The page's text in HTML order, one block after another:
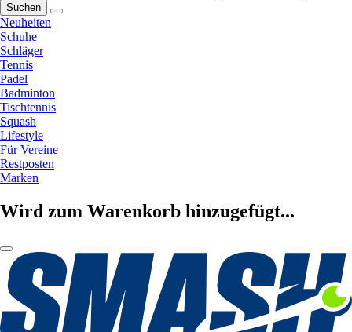
Suchen
Neuheiten
Schuhe
Schläger
Tennis
Padel
Badminton
Tischtennis
Squash
Lifestyle
Für Vereine
Restposten
Marken
Wird zum Warenkorb hinzugefügt...